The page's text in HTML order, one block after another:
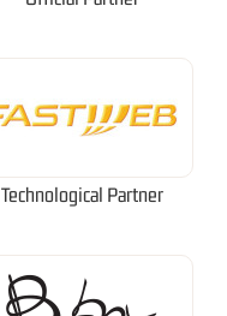
Technological Partner